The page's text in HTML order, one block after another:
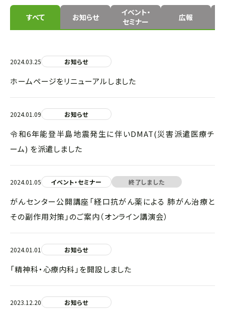
すべて お知らせ
イベント・
セミナー
広報
2024.03.25 お知らせ
ホームページをリニューアルしました
2024.01.09 お知らせ
令和6年能登半島地震発生に伴いDMAT(災害派遣医療チ
ーム) を派遣しました
2024.01.05 イベント・セミナー 終了しました
がんセンター公開講座「経口抗がん薬による 肺がん治療と
その副作用対策」のご案内（オンライン講演会）
2024.01.01 お知らせ
「精神科・心療内科」を開設しました
2023.12.20 お知らせ